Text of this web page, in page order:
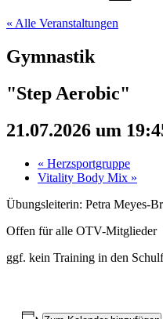
« Alle Veranstaltungen
Gymnastik
"Step Aerobic"
21.07.2026 um
« Herzsportgruppe
Vitality Body Mix »
Übungsleiterin: Petra Meyes-
Offen für alle OTV-Mitglieder
ggf. kein Training in den